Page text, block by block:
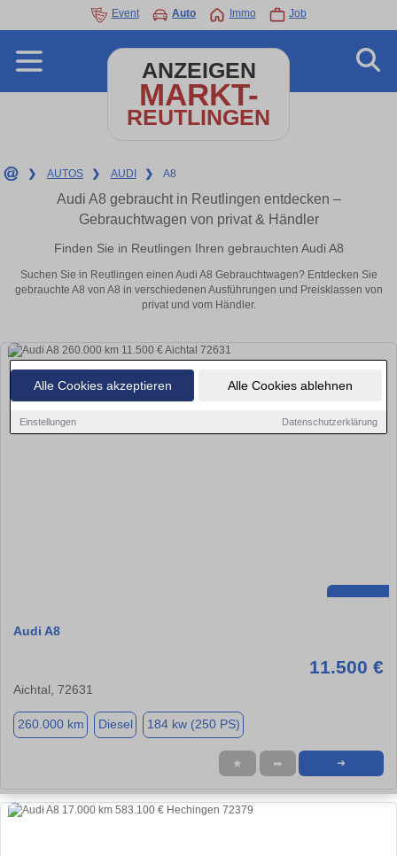
Alle Cookies akzeptieren Alle Cookies ablehnen
Einstellungen Datenschutzerklärung
Event Auto Immo Job
ANZEIGEN
MARKT-
REUTLINGEN
❯ AUTOS ❯ AUDI ❯ A8
Audi A8 gebraucht in Reutlingen entdecken –
Gebrauchtwagen von privat & Händler
Finden Sie in Reutlingen Ihren gebrauchten Audi A8
Suchen Sie in Reutlingen einen Audi A8 Gebrauchtwagen? Entdecken Sie
gebrauchte A8 von A8 in verschiedenen Ausführungen und Preisklassen von
privat und vom Händler.
Audi A8
11.500 €
Aichtal, 72631
260.000 km Diesel 184 kw (250 PS)
★ ➦ ➜